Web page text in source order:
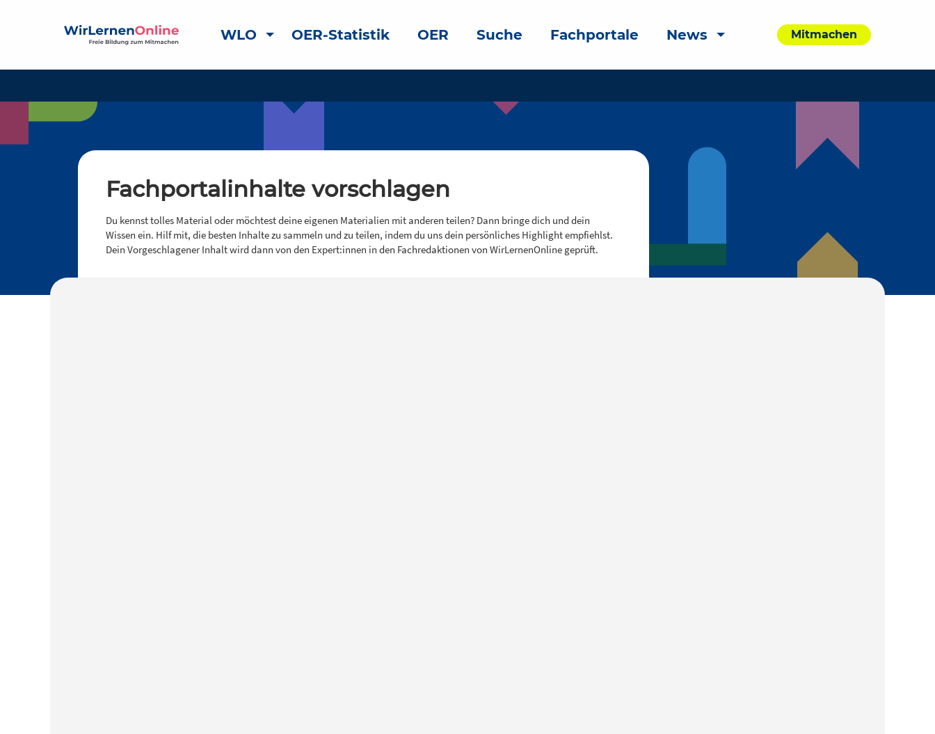
WLO OER-Statistik OER Suche Fachportale News Mitmachen
Fachportalinhalte vorschlagen
Du kennst tolles Material oder möchtest deine eigenen Materialien mit anderen teilen? Dann bringe dich und dein
Wissen ein. Hilf mit, die besten Inhalte zu sammeln und zu teilen, indem du uns dein persönliches Highlight empfiehlst.
Dein Vorgeschlagener Inhalt wird dann von den Expert:innen in den Fachredaktionen von WirLernenOnline geprüft.